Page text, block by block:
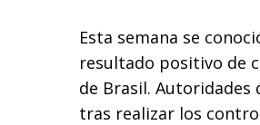
Esta semana se
resultado positivo de
de Brasil. Autoridades
tras realizar los